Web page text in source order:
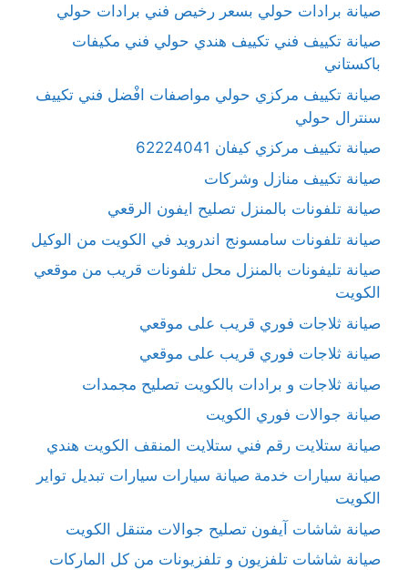
صيانة برادات حولي بسعر رخيص فني برادات حولي
صيانة تكييف فني تكييف هندي حولي فني مكيفات
باكستاني
صيانة تكييف مركزي حولي مواصفات افْضل فني تكييف
سنترال حولي
صيانة تكييف مركزي كيفان 62224041
صيانة تكييف منازل وشركات
صيانة تلفونات بالمنزل تصليح ايفون الرقعي
صيانة تلفونات سامسونج اندرويد في الكويت من الوكيل
صيانة تليفونات بالمنزل محل تلفونات قريب من موقعي
الكويت
صيانة ثلاجات فوري قريب على موقعي
صيانة ثلاجات فوري قريب على موقعي
صيانة ثلاجات و برادات بالكويت تصليح مجمدات
صيانة جوالات فوري الكويت
صيانة ستلايت رقم فني ستلايت المنقف الكويت هندي
صيانة سيارات خدمة صيانة سيارات سيارات تبديل تواير
الكويت
صيانة شاشات آيفون تصليح جوالات متنقل الكويت
صيانة شاشات تلفزيون و تلفزيونات من كل الماركات